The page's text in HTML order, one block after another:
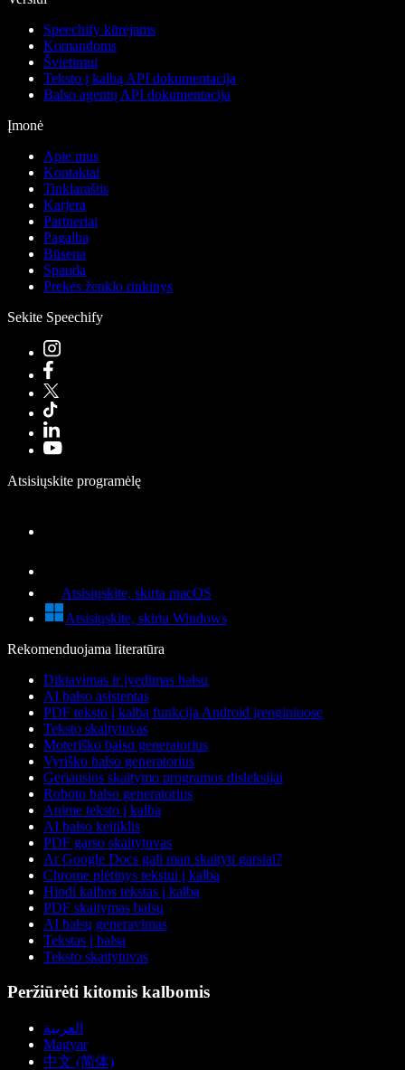
Speechify kūrėjams
Komandoms
Švietimui
Teksto į kalbą API dokumentacija
Balso agentų API dokumentacija
Įmonė
Apie mus
Kontaktai
Tinklaraštis
Karjera
Partneriai
Pagalba
Būsena
Spauda
Prekės ženklo rinkinys
Sekite Speechify
Atsisiųskite programėlę
Atsisiųskite, skirta macOS
Atsisiųskite, skirta Windows
Rekomenduojama literatūra
Diktavimas ir įvedimas balsu
AI balso asistentas
PDF teksto į kalbą funkcija Android įrenginiuose
Teksto skaitytuvas
Moteriško balso generatorius
Vyriško balso generatorius
Geriausios skaitymo programos disleksijai
Roboto balso generatorius
Anime teksto į kalbą
AI balso keitiklis
PDF garso skaitytuvas
Ar Google Docs gali man skaityti garsiai?
Chrome plėtinys tekstui į kalbą
Hindi kalbos tekstas į kalbą
PDF skaitymas balsu
AI balsų generavimas
Tekstas į balsą
Teksto skaitytuvas
Peržiūrėti kitomis kalbomis
العربية
Magyar
中文 (简体)